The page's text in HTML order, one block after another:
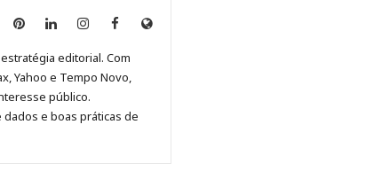
Anny
no
Pinterest
Anny
no
LinkedIn
Anny
no
Instagram
Anny
no
Facebook
Site
editorial. Com
Yahoo e Tempo Novo,
público.
e boas práticas de